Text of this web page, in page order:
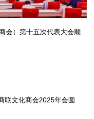
会）第十五次代表大会顺
联文化商会2025年会圆